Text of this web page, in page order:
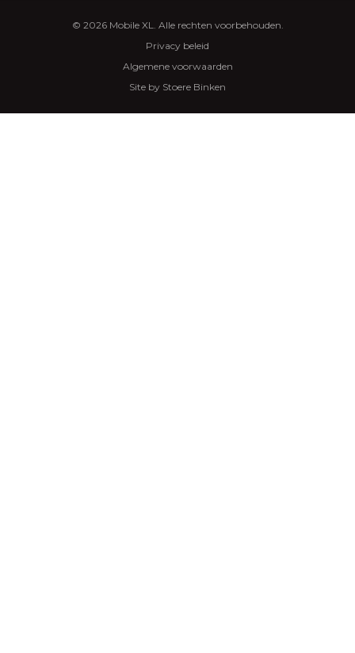
© 2026 Mobile XL. Alle rechten voorbehouden.
Privacy beleid
Algemene voorwaarden
Site by Stoere Binken